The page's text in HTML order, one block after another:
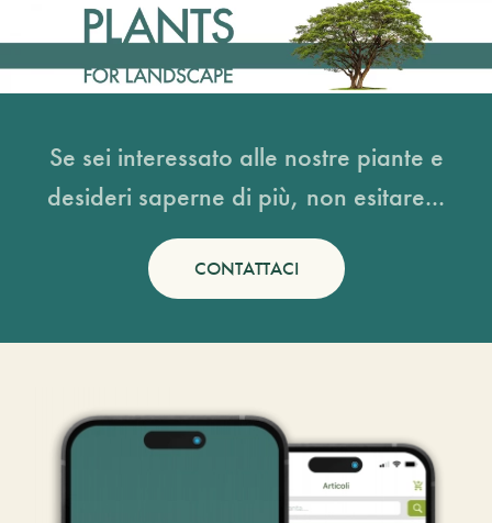
Se sei interessato alle nostre piante e
desideri saperne di più, non esitare...
CONTATTACI